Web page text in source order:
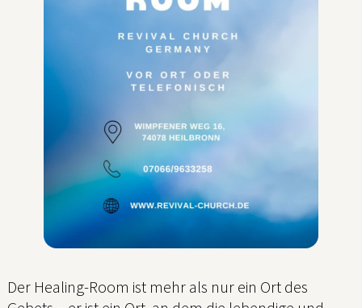
Der Healing-Room ist mehr als nur ein Ort des